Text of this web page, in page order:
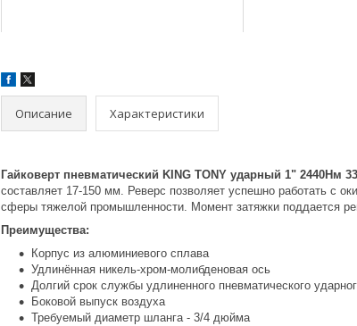
Описание Характеристики
Гайковерт пневматический KING TONY ударный 1" 2440Нм
составляет 17-150 мм. Реверс позволяет успешно работать с
сферы тяжелой промышленности. Момент затяжки поддается
Преимущества:
Корпус из алюминиевого сплава
Удлинённая никель-хром-молибденовая ось
Долгий срок службы удлиненного пневматического
Боковой выпуск воздуха
Требуемый диаметр шланга - 3/4 дюйма